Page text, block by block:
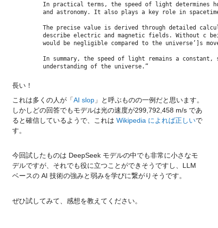
In practical terms, the speed of light determines
and astronomy. It also plays a key role in
The precise value is derived through detailed
describe electric and magnetic fields. Without
would be negligible compared to the universe’]s
In summary, the speed of light remains a
understanding of the universe.”
長い！
これは多くの人が「AI slop」と呼ぶものの一例だと思います。
しかしどの回答でもモデルは光の速度が299,792,458 m/s であ
ると確信しているようで、これは Wikipedia によれば正しいで
す。
今回試したものは DeepSeek モデルの中でも非常に小さなモ
デルですが、それでも役に立つことができそうですし、LLM
ベースの AI 技術の強みと弱みを学びに繋がりそうです。
ぜひ試してみて、感想を教えてください。